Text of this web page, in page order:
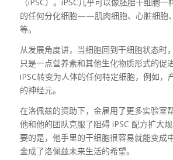
的任何分化细胞——肌肉细胞、心脏细胞
等。
从发展角度讲，当细胞回到干细胞状态时
只是一点营养素和其他生化物质形式的
iPSC转变为人体的任何特定细胞，例如，
的神经元。
在洛佩兹的资助下，金雇用了更多实验室
他和他的团队克服了阻碍 iPSC 配方扩大
要的是，他手里的干细胞很容易就能变成
金成了洛佩兹未来生活的希望。